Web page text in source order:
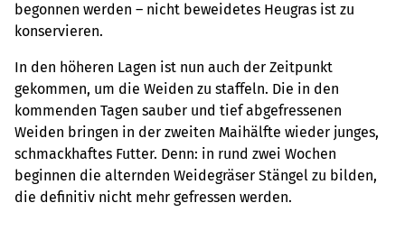
begonnen werden – nicht beweidetes Heugras ist zu
konservieren.
In den höheren Lagen ist nun auch der Zeitpunkt
gekommen, um die Weiden zu staffeln. Die in den
kommenden Tagen sauber und tief abgefressenen
Weiden bringen in der zweiten Maihälfte wieder junges,
schmackhaftes Futter. Denn: in rund zwei Wochen
beginnen die alternden Weidegräser Stängel zu bilden,
die definitiv nicht mehr gefressen werden.